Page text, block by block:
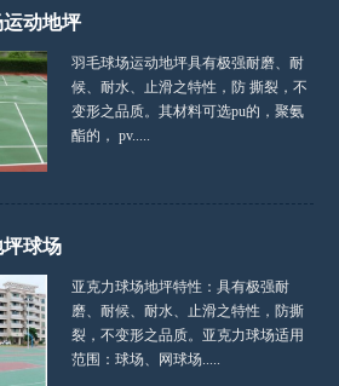
动地坪
羽毛球场运动地坪具有极强耐磨、耐
候、耐水、止滑之特性，防 撕裂，不
变形之品质。其材料可选pu的，聚氨
酯的， pv.....
球场
亚克力球场地坪特性：具有极强耐
磨、耐候、耐水、止滑之特性，防撕
裂，不变形之品质。亚克力球场适用
范围：球场、网球场.....